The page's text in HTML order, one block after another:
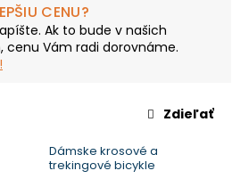
CENU?
Ak to bude v našich
cenu Vám radi dorovnáme.
Dámske krosové a
trekingové bicykle
Zdieľať